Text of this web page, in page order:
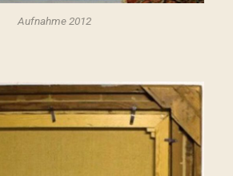
Aufnahme 2012